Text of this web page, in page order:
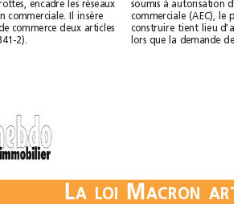
de François Brottes, encadre les réseaux
de distribution commerciale. Il insère
dans le code de commerce deux articles
(L 341-1 et L 341-2).
L ALOI M